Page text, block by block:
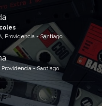
Providencia - Santiago
- Santiago